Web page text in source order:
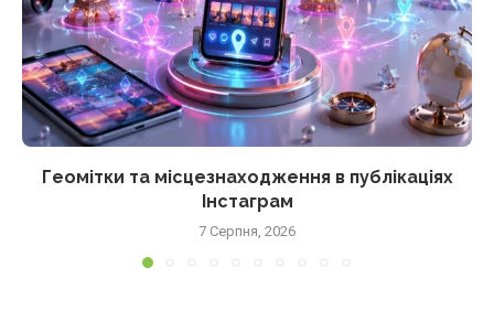
Геомітки та місцезнаходження в публікаціях
Інстаграм
7 Серпня, 2026